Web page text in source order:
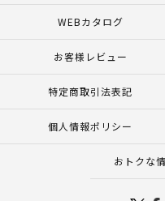
WEBカタログ
お客様レビュー
特定商取引法表記
個人情報ポリシー
おトクな